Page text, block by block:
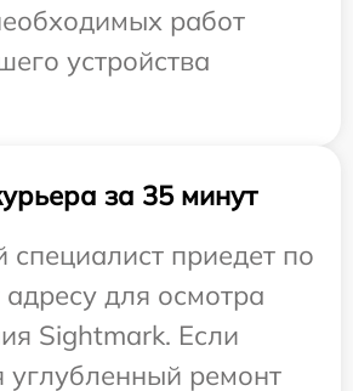
работ
устройства
за 35 минут
специалист приедет по
для осмотра
Sightmark. Если
углубленный ремонт